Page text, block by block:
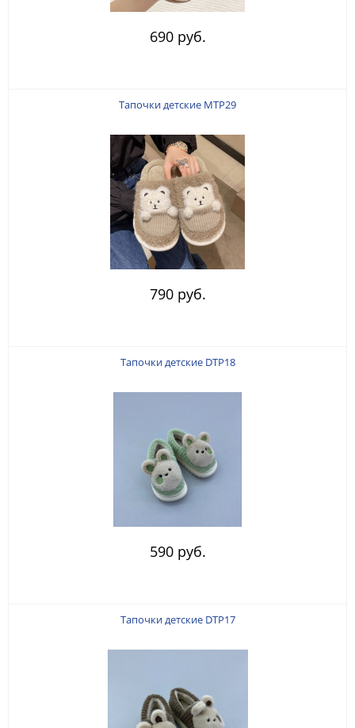
690 руб.
Тапочки детские MTP29
790 руб.
Тапочки детские DTP18
590 руб.
Тапочки детские DTP17